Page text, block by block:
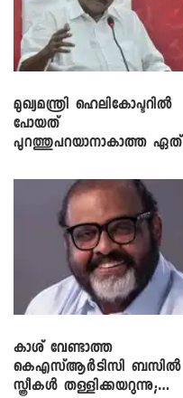
മുഖ്യമന്ത്രി ഹെലികോപ്ടറിൽ
പോയത്
പുറത്തുപറയാനാകാത്ത ഏത്
കാശ് വേണ്ടാത്ത
കെഎസ്ആർടിസി ബസിൽ
സ്ത്രീകൾ തള്ളിക്കയറുന്നു;